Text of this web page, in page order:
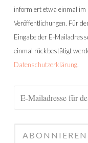
informiert etwa einmal im
Veröffentlichungen. Für
Eingabe der E-
einmal rückbestätigt
Datenschutzerklärung.